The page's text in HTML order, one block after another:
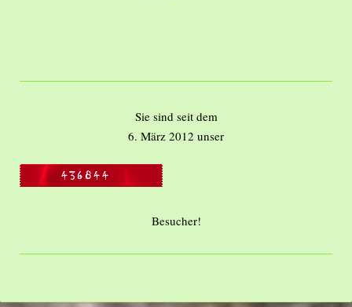
Sie sind seit dem
6. März 2012 unser
Besucher!